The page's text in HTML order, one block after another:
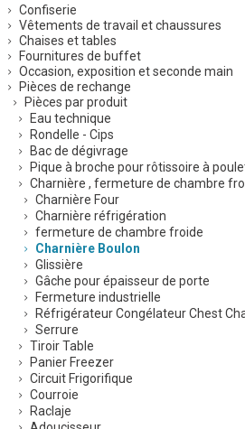
Confiserie
Vêtements de travail et chaussures
Chaises et tables
Fournitures de buffet
Occasion, exposition et seconde main
Pièces de rechange
Pièces par produit
Eau technique
Rondelle - Cips
Bac de dégivrage
Pique à broche pour rôtissoire à
Charnière , fermeture de chambre
Charnière Four
Charnière réfrigération
fermeture de chambre froide
Charnière Boulon
Glissière
Gâche pour épaisseur de porte
Fermeture industrielle
Réfrigérateur Congélateur Chest
Serrure
Tiroir Table
Panier Freezer
Circuit Frigorifique
Courroie
Raclaje